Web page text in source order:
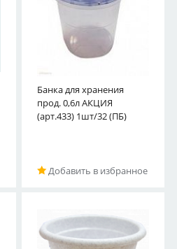
Банка для хранения
прод. 0,6л АКЦИЯ
(арт.433) 1шт/32 (ПБ)
Добавить в избранное